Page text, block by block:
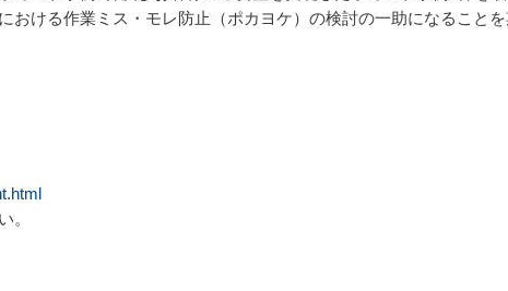
おける作業ミス・モレ防止（ポカヨケ）の検討の一助になること
。